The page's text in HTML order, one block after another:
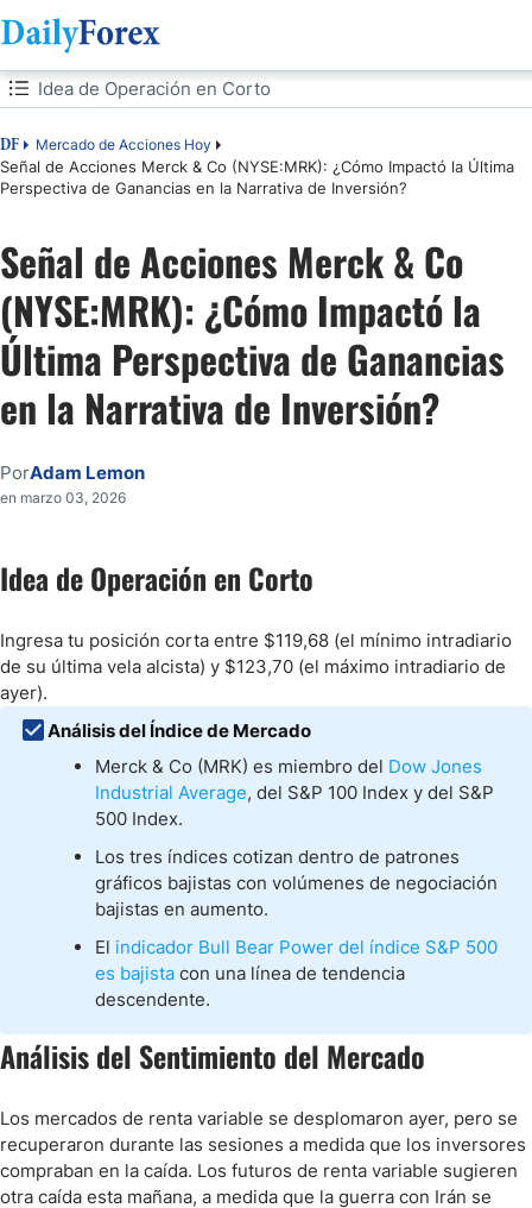
Tabla de contenidos
DF Mercado de Acciones Hoy
Señal de Acciones Merck & Co (NYSE:MRK): ¿Cómo Impactó la Última
Perspectiva de Ganancias en la Narrativa de Inversión?
Idea de Operación en Corto
Idea de Operación en Corto
Análisis del Sentimiento del Mercado
Análisis Fundamental de Merck & Co
Análisis técnico de Merck & Co
Mi Operación de Venta en Corto deAcciones de MRK
Señal de Acciones Merck & Co
(NYSE:MRK): ¿Cómo Impactó la
Última Perspectiva de Ganancias
en la Narrativa de Inversión?
PorAdam Lemon
en marzo 03, 2026
Idea de Operación en Corto
Ingresa tu posición corta entre $119,68 (el mínimo intradiario
de su última vela alcista) y $123,70 (el máximo intradiario de
ayer).
Análisis del Índice de Mercado
Merck & Co (MRK) es miembro del Dow Jones
Industrial Average, del S&P 100 Index y del S&P
500 Index.
Los tres índices cotizan dentro de patrones
gráficos bajistas con volúmenes de negociación
bajistas en aumento.
El indicador Bull Bear Power del índice S&P 500
es bajista con una línea de tendencia
descendente.
Análisis del Sentimiento del Mercado
Los mercados de renta variable se desplomaron ayer, pero se
recuperaron durante las sesiones a medida que los inversores
compraban en la caída. Los futuros de renta variable sugieren
otra caída esta mañana, a medida que la guerra con Irán se